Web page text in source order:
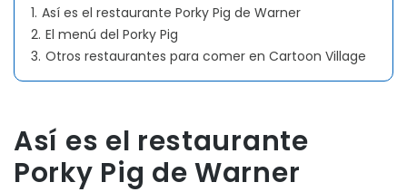
1. Así es el restaurante Porky Pig de Warner
2. El menú del Porky Pig
3. Otros restaurantes para comer en Cartoon Village
Así es el restaurante
Porky Pig de Warner